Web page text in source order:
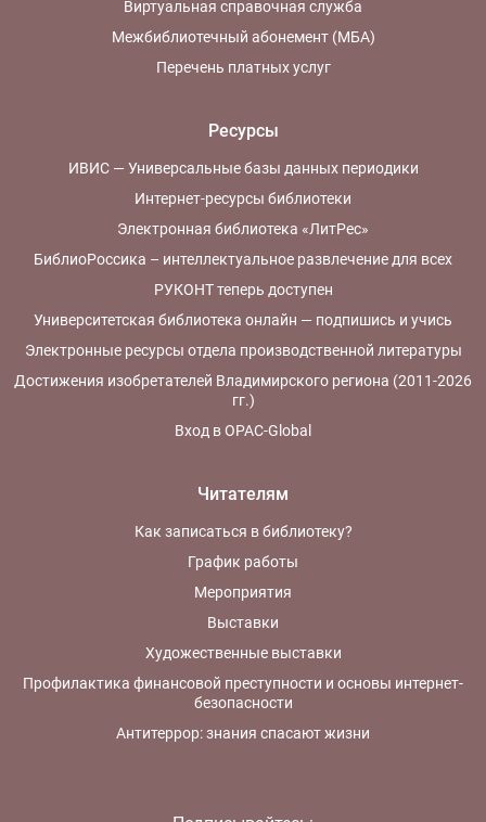
Виртуальная справочная служба
Межбиблиотечный абонемент (МБА)
Перечень платных услуг
Ресурсы
ИВИС — Универсальные базы данных периодики
Интернет-ресурсы библиотеки
Электронная библиотека «ЛитРес»
БиблиоРоссика – интеллектуальное развлечение для всех
РУКОНТ теперь доступен
Университетская библиотека онлайн — подпишись и учись
Электронные ресурсы отдела производственной литературы
Достижения изобретателей Владимирского региона (2011-2026
гг.)
Вход в OPAC-Global
Читателям
Как записаться в библиотеку?
График работы
Мероприятия
Выставки
Художественные выставки
Профилактика финансовой преступности и основы интернет-
безопасности
Антитеррор: знания спасают жизни